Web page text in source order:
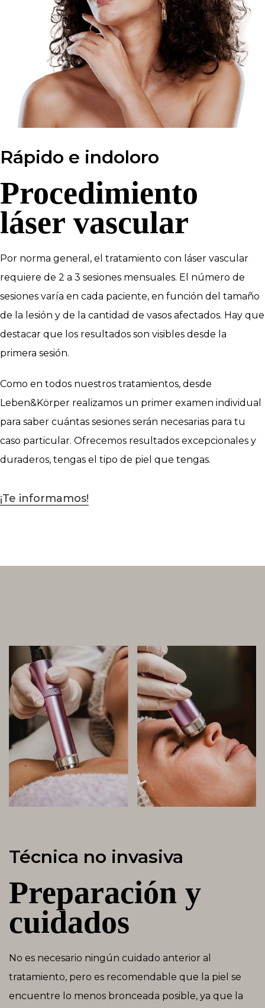
Rápido e indoloro
Procedimiento
láser vascular
Por norma general, el tratamiento con láser vascular
requiere de 2 a 3 sesiones mensuales. El número de
sesiones varía en cada paciente, en función del tamaño
de la lesión y de la cantidad de vasos afectados. Hay que
destacar que los resultados son visibles desde la
primera sesión.
Como en todos nuestros tratamientos, desde
Leben&Körper realizamos un primer examen individual
para saber cuántas sesiones serán necesarias para tu
caso particular. Ofrecemos resultados excepcionales y
duraderos, tengas el tipo de piel que tengas.
¡Te informamos!
Técnica no invasiva
Preparación y
cuidados
No es necesario ningún cuidado anterior al
tratamiento, pero es recomendable que la piel se
encuentre lo menos bronceada posible, ya que la